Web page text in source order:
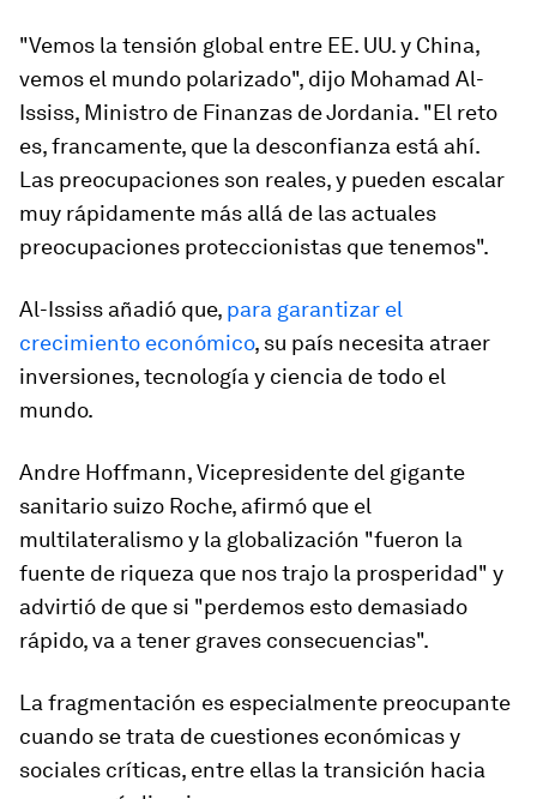
"Vemos la tensión global entre EE. UU. y China,
vemos el mundo polarizado", dijo Mohamad Al-
Ississ, Ministro de Finanzas de Jordania. "El reto
es, francamente, que la desconfianza está ahí.
Las preocupaciones son reales, y pueden escalar
muy rápidamente más allá de las actuales
preocupaciones proteccionistas que tenemos".
Al-Ississ añadió que, para garantizar el
crecimiento económico, su país necesita atraer
inversiones, tecnología y ciencia de todo el
mundo.
Andre Hoffmann, Vicepresidente del gigante
sanitario suizo Roche, afirmó que el
multilateralismo y la globalización "fueron la
fuente de riqueza que nos trajo la prosperidad" y
advirtió de que si "perdemos esto demasiado
rápido, va a tener graves consecuencias".
La fragmentación es especialmente preocupante
cuando se trata de cuestiones económicas y
sociales críticas, entre ellas la transición hacia